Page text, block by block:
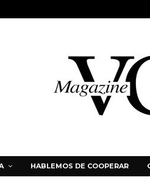
HABLEMOS DE COOPERAR